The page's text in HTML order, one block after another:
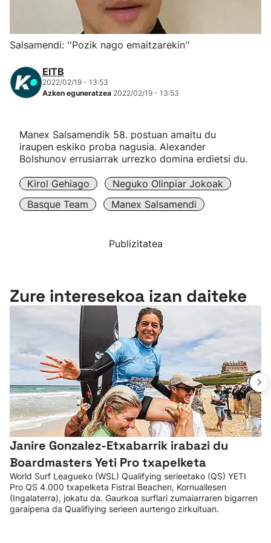
Eskubaloia
Kirolak 360
Mendi-lasterketak
Kirol gehiago
Salsamendi: ''Pozik nago emaitzarekin''
EITB
2022/02/19 - 13:53
Azken eguneratzea 2022/02/19 - 13:53
Manex Salsamendik 58. postuan amaitu du
iraupen eskiko proba nagusia. Alexander
Bolshunov errusiarrak urrezko domina erdietsi du.
Kirol Gehiago
Neguko Olinpiar Jokoak
Basque Team
Manex Salsamendi
Publizitatea
Zure interesekoa izan daiteke
Janire Gonzalez-Etxabarrik irabazi du
Boardmasters Yeti Pro txapelketa
World Surf Leagueko (WSL) Qualifying serieetako (QS) YETI
Pro QS 4.000 txapelketa Fistral Beachen, Kornuallesen
(Ingalaterra), jokatu da. Gaurkoa surflari zumaiarraren bigarren
garaipena da Qualifiying serieen aurtengo zirkuituan.